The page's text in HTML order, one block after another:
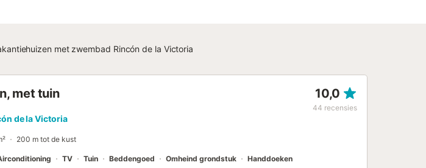
met zwembad Rincón de la Victoria
met tuin 10,0
44 recensies
de la Victoria
200 m tot de kust
TV Tuin Beddengoed Omheind grondstuk Handdoeken